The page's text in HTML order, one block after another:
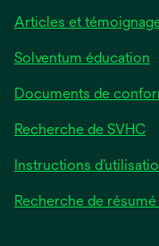
Articles et
Solventum éducation
Documents de
Recherche de SVHC
Instructions
Recherche de